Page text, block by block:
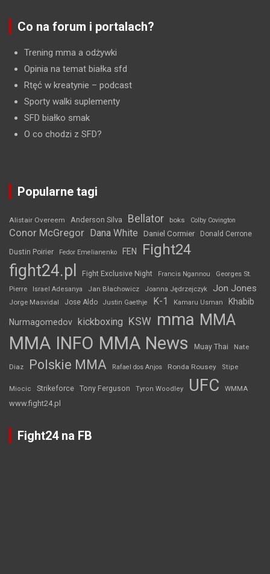
Co na forum i portalach?
Trening mma a odżywki
Opinia na temat białka sfd
Rtęć w kreatynie – podcast
Sporty walki suplementy
SFD białko smak
O co chodzi z SFD?
Popularne tagi
Alistair Overeem Anderson Silva Bellator boks Colby Covington
Conor McGregor Dana White Daniel Cormier Donald Cerrone
Dustin Poirier Fedor Emelianenko FEN Fight24
fight24.pl Fight Exclusive Night Francis Ngannou
Georges St.
Pierre
Israel Adesanya Jan Błachowicz Joanna Jędrzejczyk Jon Jones
Jorge Masvidal Jose Aldo Justin Gaethje K-1 Kamaru Usman Khabib
Nurmagomedov kickboxing KSW mma MMA
MMA INFO MMA News Muay Thai Nate
Diaz Polskie MMA Rafael dos Anjos Ronda Rousey Stipe
Miocic Strikeforce Tony Ferguson Tyron Woodley UFC WMMA
www.fight24.pl
Fight24 na FB